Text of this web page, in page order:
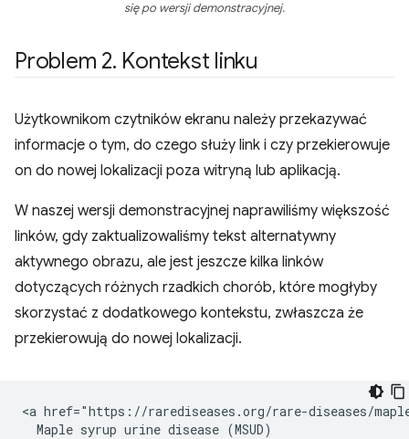
się po wersji demonstracyjnej.
Problem 2. Kontekst linku
Użytkownikom czytników ekranu należy przekazywać
informacje o tym, do czego służy link i czy przekierowuje
on do nowej lokalizacji poza witryną lub aplikacją.
W naszej wersji demonstracyjnej naprawiliśmy większość
linków, gdy zaktualizowaliśmy tekst alternatywny
aktywnego obrazu, ale jest jeszcze kilka linków
dotyczących różnych rzadkich chorób, które mogłyby
skorzystać z dodatkowego kontekstu, zwłaszcza że
przekierowują do nowej lokalizacji.
<a href="https://rarediseases.org/rare-diseases/
  Maple syrup urine disease (MSUD)